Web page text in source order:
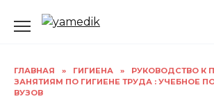
ГЛАВНАЯ » ГИГИЕНА »
РУКОВОДСТВО К
ЗАНЯТИЯМ ПО ГИГИЕНЕ ТРУДА : УЧЕБНОЕ
ВУЗОВ